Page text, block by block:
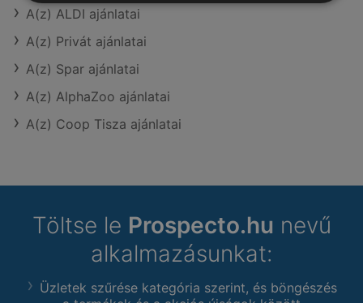
A(z) ALDI ajánlatai
A(z) Privát ajánlatai
A(z) Spar ajánlatai
A(z) AlphaZoo ajánlatai
A(z) Coop Tisza ajánlatai
Töltse le Prospecto.hu nevű
alkalmazásunkat:
Üzletek szűrése kategória szerint, és böngészés